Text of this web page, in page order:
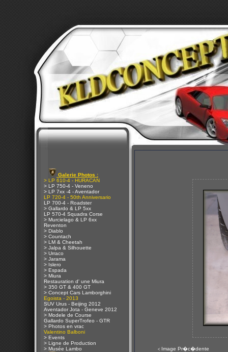
Galerie Photos :
> LP 610-4 - HURACAN
> LP 750-4 - Veneno
> LP 7xx -4 - Aventador
LP 720-4 - 50th Anniversario
LP 700-4 - Roadster
> Gallardo & LP 5xx
LP 570-4 Squadra Corse
> Murcielago & LP 6xx
Reventon
> Diablo
> Countach
> LM & Cheetah
> Jalpa & Silhouette
> Urraco
> Jarama
> Islero
> Espada
> Miura
Restauration d' une Miura
> 350 GT & 400 GT
> Concept Cars Lamborghini
Egoista - 2013
SUV Urus - Beijing 2012
Aventador Jota - Geneve 2012
> Modele de Course
Gallardo SuperTrofeo - GTR
> Photos en vrac
Valentino Balboni
> Events
> Ligne de Production
> Musée Lambo
< Image Pr�c�dente